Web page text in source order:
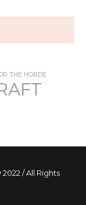
THE HORDE
/ All Rights